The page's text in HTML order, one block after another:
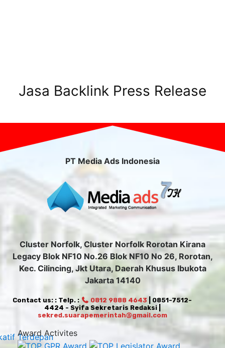
Jasa Backlink Press Release
PT Media Ads Indonesia
Cluster Norfolk, Cluster Norfolk Rorotan Kirana
Legacy Blok NF10 No.26 Blok NF10 No 26, Rorotan,
Kec. Cilincing, Jkt Utara, Daerah Khusus Ibukota
Jakarta 14140
Contact us: : Telp. : 0812 9888 4643 | 0851-7512-
4424 - Syifa Sekretaris Redaksi |
sekred.suarapemerintah@gmail.com
Award Activites